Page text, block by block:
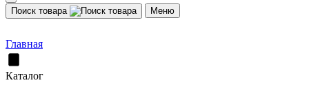
Поиск товара Меню
Главная
Каталог